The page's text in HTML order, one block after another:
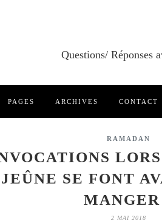
PAGES ARCHIVES CONTACT
RAMADAN
SE FONT
MANGER
2 MAI 2018